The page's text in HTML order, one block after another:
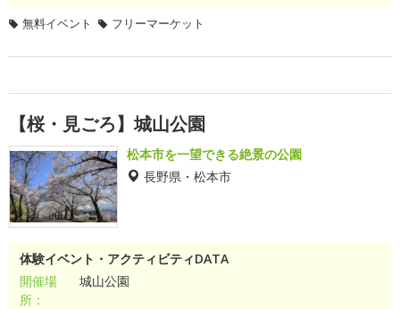
無料イベント フリーマーケット
【桜・見ごろ】城山公園
松本市を一望できる絶景の公園
長野県・松本市
体験イベント・アクティビティDATA
開催場
所：
城山公園